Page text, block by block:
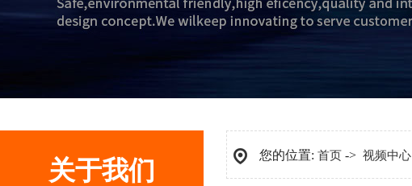
关于我们
您的位置: 首页 -> 视频中心